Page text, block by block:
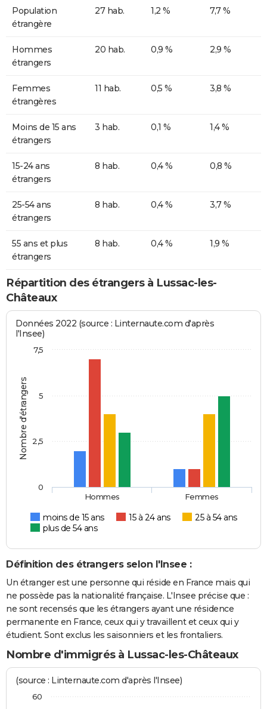
Population
étrangère
27 hab. 1,2 % 7,7 %
Hommes
étrangers
20 hab. 0,9 % 2,9 %
Femmes
étrangères
11 hab. 0,5 % 3,8 %
Moins de 15 ans
étrangers
3 hab. 0,1 % 1,4 %
15-24 ans
étrangers
8 hab. 0,4 % 0,8 %
25-54 ans
étrangers
8 hab. 0,4 % 3,7 %
55 ans et plus
étrangers
8 hab. 0,4 % 1,9 %
Répartition des étrangers à Lussac-les-
Châteaux
Nombre d'étrangers
Données 2022 (source : Linternaute.com d'après
l'Insee)
moins de 15 ans 15 à 24 ans
25 à 54 ans
plus de 54 ans
Hommes Femmes
0
2,5
5
7,5
Définition des étrangers selon l'Insee :
Un étranger est une personne qui réside en France mais qui
ne possède pas la nationalité française. L'Insee précise que :
ne sont recensés que les étrangers ayant une résidence
permanente en France, ceux qui y travaillent et ceux qui y
étudient. Sont exclus les saisonniers et les frontaliers.
Nombre d'immigrés à Lussac-les-Châteaux
(source : Linternaute.com d'après l'Insee)
60